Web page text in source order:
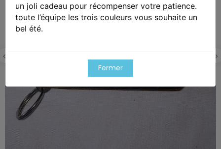
un joli cadeau pour récompenser votre patience.
toute l’équipe les trois couleurs vous souhaite un
bel été.
Fermer